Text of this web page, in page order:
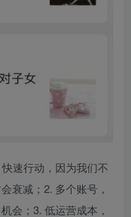
速行动，因为我们不
衰减；2. 多个账号，
会；3. 低运营成本，